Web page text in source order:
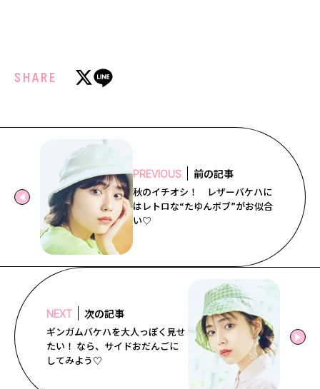
SHARE
PREVIOUS 前の記事
秋のイチオシ！ レザーバケハに
はレトロな“たゆんボブ”がお似合
い♡
NEXT 次の記事
ギンガムバケハを大人っぽく見せ
たい！ なら、サイドおだんごに
してみよう♡